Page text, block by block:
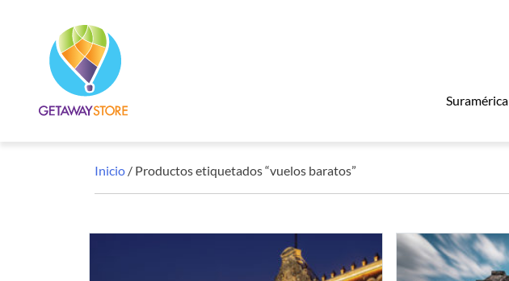
Suramérica
Inicio / Productos etiquetados “vuelos baratos”